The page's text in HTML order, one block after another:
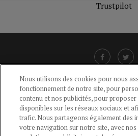
Trustpilot
CGU-POLITIQUE DE CONFIDENTIALITÉ -
MENTIONS LÉGALES -
Nous utilisons des cookies pour nous
fonctionnement de notre site, pour
contenu et nos publicités, pour
disponibles sur les réseaux sociaux et
trafic. Nous partageons également des
votre navigation sur notre site, avec